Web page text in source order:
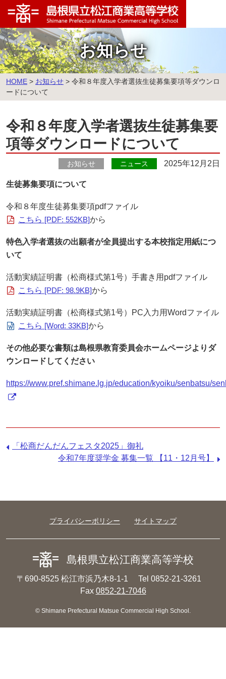
このページの本文へ
お知らせ
こ
の
ペ
ジ
の
位
置:
HOME > お知らせ > 令和８年度入学者選抜生徒募集要項等ダウンロ
ードについて
令和８年度入学者選抜生徒募集要
項等ダウンロードについて
お知らせ ニュース 2025年12月2日
生徒募集要項について
令和８年度生徒募集要項pdfファイル
こちら [PDF: 552KB]から
特色入学者選抜の出願者が全員提出する本校指定用紙につ
いて
活動実績証明書（松商様式第1号）手書き用pdfファイル
こちら [PDF: 98.9KB]から
活動実績証明書（松商様式第1号）PC入力用Wordファイル
こちら [Word: 33KB]から
その他必要な書類は島根県教育委員会ホームページよりダ
ウンロードしてください
https://www.pref.shimane.lg.jp/education/kyoiku/senbatsu/
前
「松商だんだんフェスタ2025」御礼
次
令和7年度奨学金 募集一覧 【11・12月号】
プライバシーポリシー サイトマップ
島根県立松江商業高等学校
〒690-8525 松江市浜乃木8-1-1
Tel 0852-21-3261
Fax 0852-21-7046
© Shimane Prefectural Matsue Commercial High School.